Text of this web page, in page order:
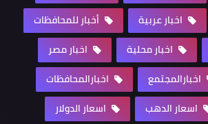
اخبار عربية
أخبار للمحافظات
اخبار محلية
اخبار مصر
اخبارالمجتمع
اخبارالمحافظات
اسعار الدهب
اسعار الدولار